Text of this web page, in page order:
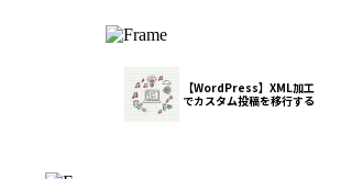
【WordPress】XML加工
でカスタム投稿を移行する